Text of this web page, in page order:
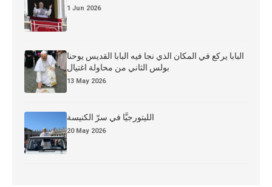
1 Jun 2026
البابا يركع في المكان الذي نجا فيه البابا القديس يوحنا
بولس الثاني من محاولة اغتيال
13 May 2026
الليتورجيَّا في سرّ الكنيسة
20 May 2026